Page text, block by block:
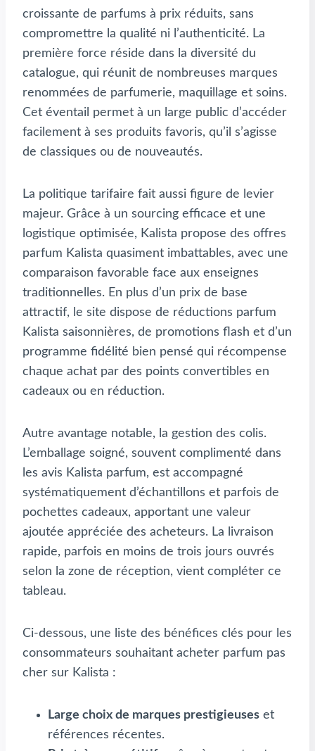
croissante de parfums à prix réduits, sans
compromettre la qualité ni l’authenticité. La
première force réside dans la diversité du
catalogue, qui réunit de nombreuses marques
renommées de parfumerie, maquillage et soins.
Cet éventail permet à un large public d’accéder
facilement à ses produits favoris, qu’il s’agisse
de classiques ou de nouveautés.
La politique tarifaire fait aussi figure de levier
majeur. Grâce à un sourcing efficace et une
logistique optimisée, Kalista propose des offres
parfum Kalista quasiment imbattables, avec une
comparaison favorable face aux enseignes
traditionnelles. En plus d’un prix de base
attractif, le site dispose de réductions parfum
Kalista saisonnières, de promotions flash et d’un
programme fidélité bien pensé qui récompense
chaque achat par des points convertibles en
cadeaux ou en réduction.
Autre avantage notable, la gestion des colis.
L’emballage soigné, souvent complimenté dans
les avis Kalista parfum, est accompagné
systématiquement d’échantillons et parfois de
pochettes cadeaux, apportant une valeur
ajoutée appréciée des acheteurs. La livraison
rapide, parfois en moins de trois jours ouvrés
selon la zone de réception, vient compléter ce
tableau.
Ci-dessous, une liste des bénéfices clés pour les
consommateurs souhaitant acheter parfum pas
cher sur Kalista :
Large choix de marques prestigieuses et
références récentes.